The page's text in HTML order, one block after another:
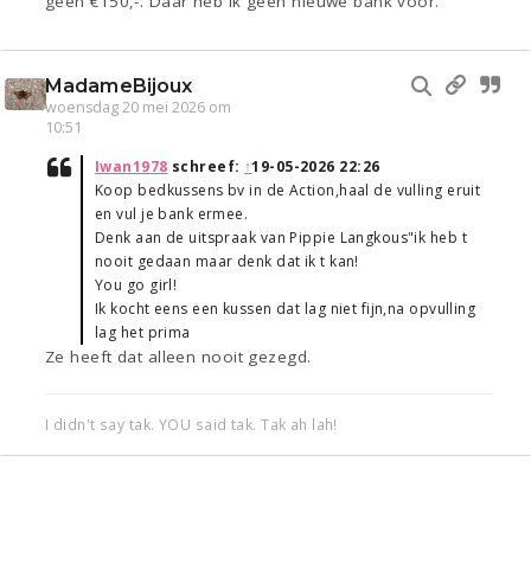
MadameBijoux
woensdag 20 mei 2026 om
10:51
Iwan1978 schreef: ↑19-05-2026 22:26
Koop bedkussens bv in de Action,haal de vulling eruit
en vul je bank ermee.
Denk aan de uitspraak van Pippie Langkous"ik heb t
nooit gedaan maar denk dat ik t kan!
You go girl!
Ik kocht eens een kussen dat lag niet fijn,na opvulling
lag het prima
Ze heeft dat alleen nooit gezegd.
I didn't say tak. YOU said tak. Tak ah lah!